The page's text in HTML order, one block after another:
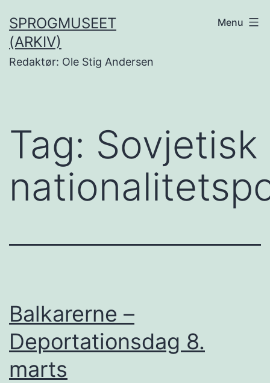
til
indhold
SPROGMUSEET
(ARKIV)
Redaktør: Ole Stig Andersen
Menu
Tag: Sovjetisk
Balkarerne –
Deportationsdag 8.
marts